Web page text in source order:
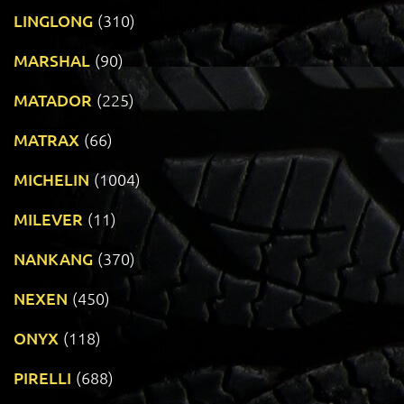
LINGLONG (310)
MARSHAL (90)
MATADOR (225)
MATRAX (66)
MICHELIN (1004)
MILEVER (11)
NANKANG (370)
NEXEN (450)
ONYX (118)
PIRELLI (688)